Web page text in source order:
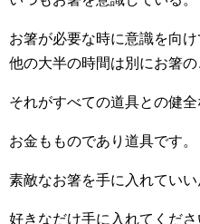
お箸が必要な時に意識を向
他の大半の時間は別にお箸の
それがすべての道具との健全
お金もものであり道具です。
素敵なお箸を手に入れていい
好きなだけ手に入れてくださ